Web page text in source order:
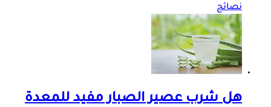
نصائح
هل شرب عصير الصبار مفيد للمعدة